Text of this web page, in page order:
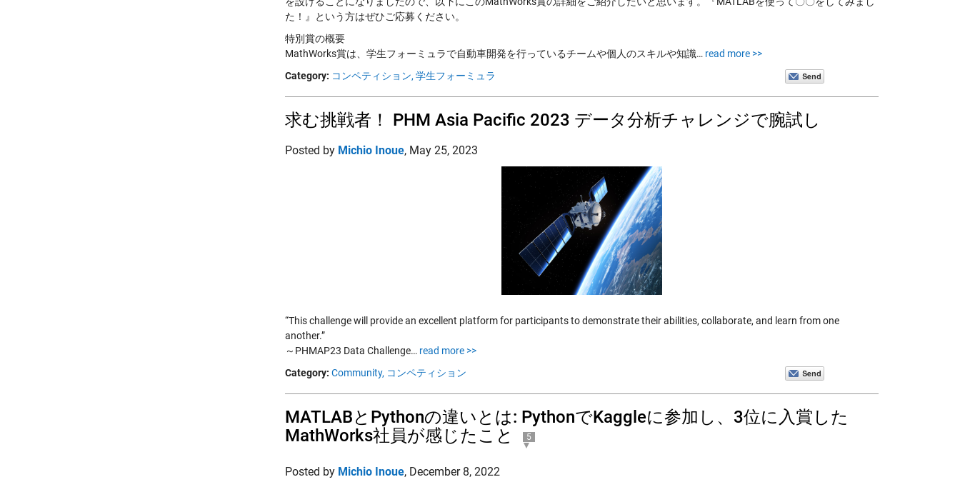
た！』という方はぜひご応募ください。
特別賞の概要
MathWorks賞は、学生フォーミュラで自動車開発を行っているチームや個人のスキルや知識… read more >>
Category: コンペティション, 学生フォーミュラ
求む挑戦者！ PHM Asia Pacific 2023 データ分析チャレンジで腕試し
Posted by Michio Inoue, May 25, 2023
“This challenge will provide an excellent platform for participants to demonstrate their abilities, collaborate, and learn from one
another.”
～PHMAP23 Data Challenge… read more >>
Category: Community, コンペティション
MATLABとPythonの違いとは: PythonでKaggleに参加し、3位に入賞した
MathWorks社員が感じたこと
5
Posted by Michio Inoue, December 8, 2022